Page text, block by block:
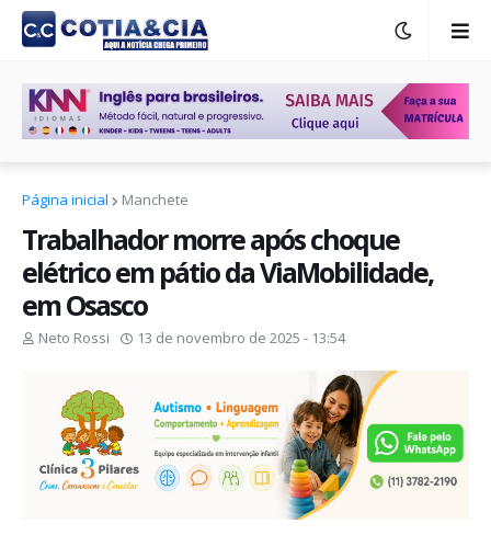
Página inicial Manchete
Trabalhador morre após choque
elétrico em pátio da ViaMobilidade,
em Osasco
Neto Rossi 13 de novembro de 2025 - 13:54